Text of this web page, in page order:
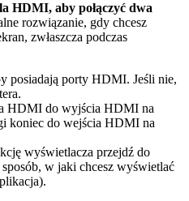
HDMI, aby połączyć dwa
rozwiązanie, gdy chcesz
zwłaszcza podczas
posiadają porty HDMI. Jeśli nie,
HDMI do wyjścia HDMI na
koniec do wejścia HDMI na
wyświetlacza przejdź do
w jaki chcesz wyświetlać